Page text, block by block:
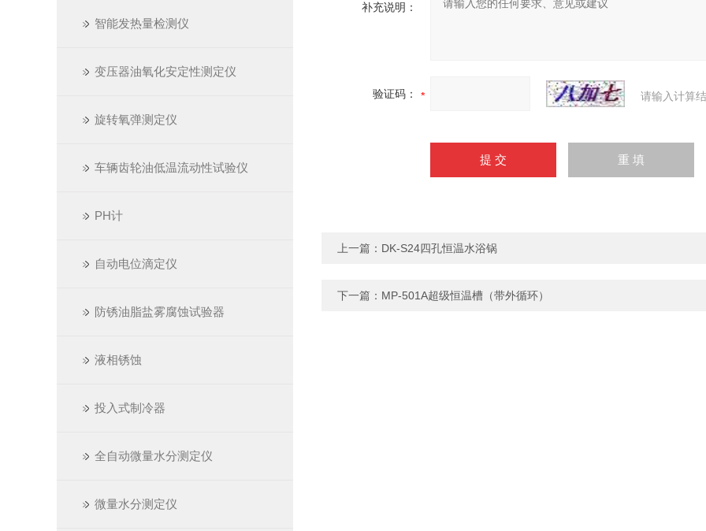
智能发热量检测仪
变压器油氧化安定性测定仪
旋转氧弹测定仪
车辆齿轮油低温流动性试验仪
PH计
自动电位滴定仪
防锈油脂盐雾腐蚀试验器
液相锈蚀
投入式制冷器
全自动微量水分测定仪
微量水分测定仪
补充说明：
验证码： 请输入计算
上一篇： DK-S24四孔恒温水浴锅
下一篇： MP-501A超级恒温槽（带外循环）